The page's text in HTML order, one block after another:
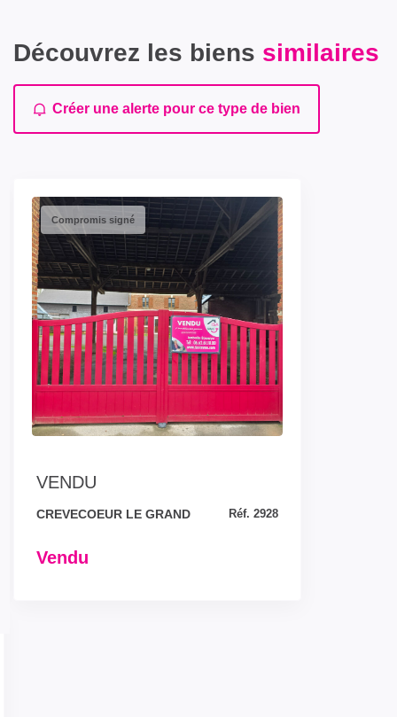
Découvrez les biens similaires
Créer une alerte pour ce type de bien
Compromis signé
VENDU
CREVECOEUR LE GRAND Réf. 2928
Vendu